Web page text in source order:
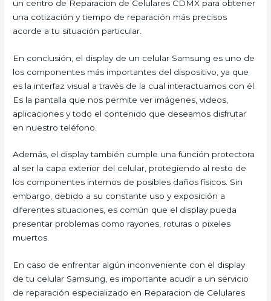
un centro de Reparacion de Celulares CDMX para obtener
una cotización y tiempo de reparación más precisos
acorde a tu situación particular.
En conclusión, el display de un celular Samsung es uno de
los componentes más importantes del dispositivo, ya que
es la interfaz visual a través de la cual interactuamos con él.
Es la pantalla que nos permite ver imágenes, videos,
aplicaciones y todo el contenido que deseamos disfrutar
en nuestro teléfono.
Además, el display también cumple una función protectora
al ser la capa exterior del celular, protegiendo al resto de
los componentes internos de posibles daños físicos. Sin
embargo, debido a su constante uso y exposición a
diferentes situaciones, es común que el display pueda
presentar problemas como rayones, roturas o pixeles
muertos.
En caso de enfrentar algún inconveniente con el display
de tu celular Samsung, es importante acudir a un servicio
de reparación especializado en Reparacion de Celulares